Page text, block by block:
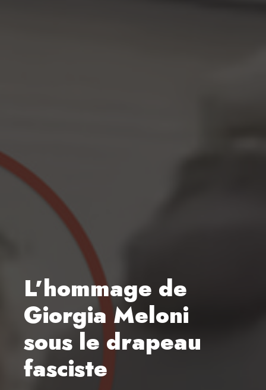
L’hommage de
Giorgia Meloni
sous le drapeau
fasciste